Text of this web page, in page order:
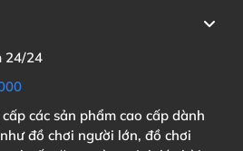
24/24
các sản phẩm cao cấp dành
đồ chơi người lớn, đồ chơi